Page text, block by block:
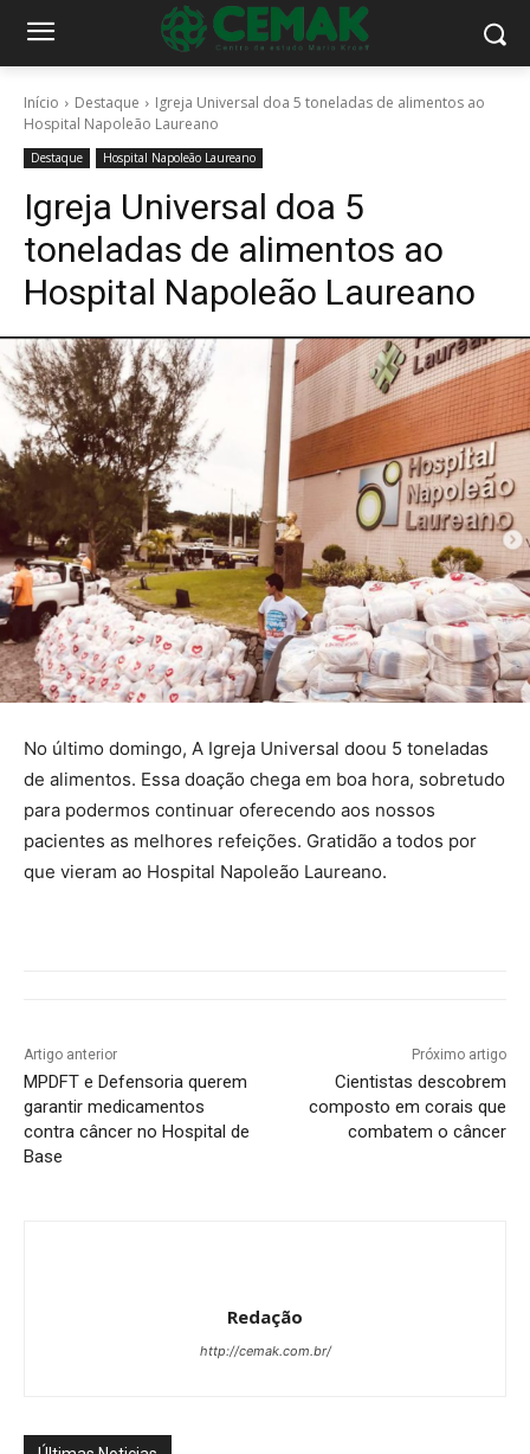
Início Destaque
Igreja Universal doa 5 toneladas de alimentos ao
Hospital Napoleão Laureano
Destaque Hospital Napoleão Laureano
Igreja Universal doa 5
toneladas de alimentos ao
Hospital Napoleão Laureano
No último domingo, A Igreja Universal doou 5 toneladas
de alimentos. Essa doação chega em boa hora, sobretudo
para podermos continuar oferecendo aos nossos
pacientes as melhores refeições. Gratidão a todos por
que vieram ao Hospital Napoleão Laureano.
Artigo anterior
MPDFT e Defensoria querem
garantir medicamentos
contra câncer no Hospital de
Base
Próximo artigo
Cientistas descobrem
composto em corais que
combatem o câncer
Redação
http://cemak.com.br/